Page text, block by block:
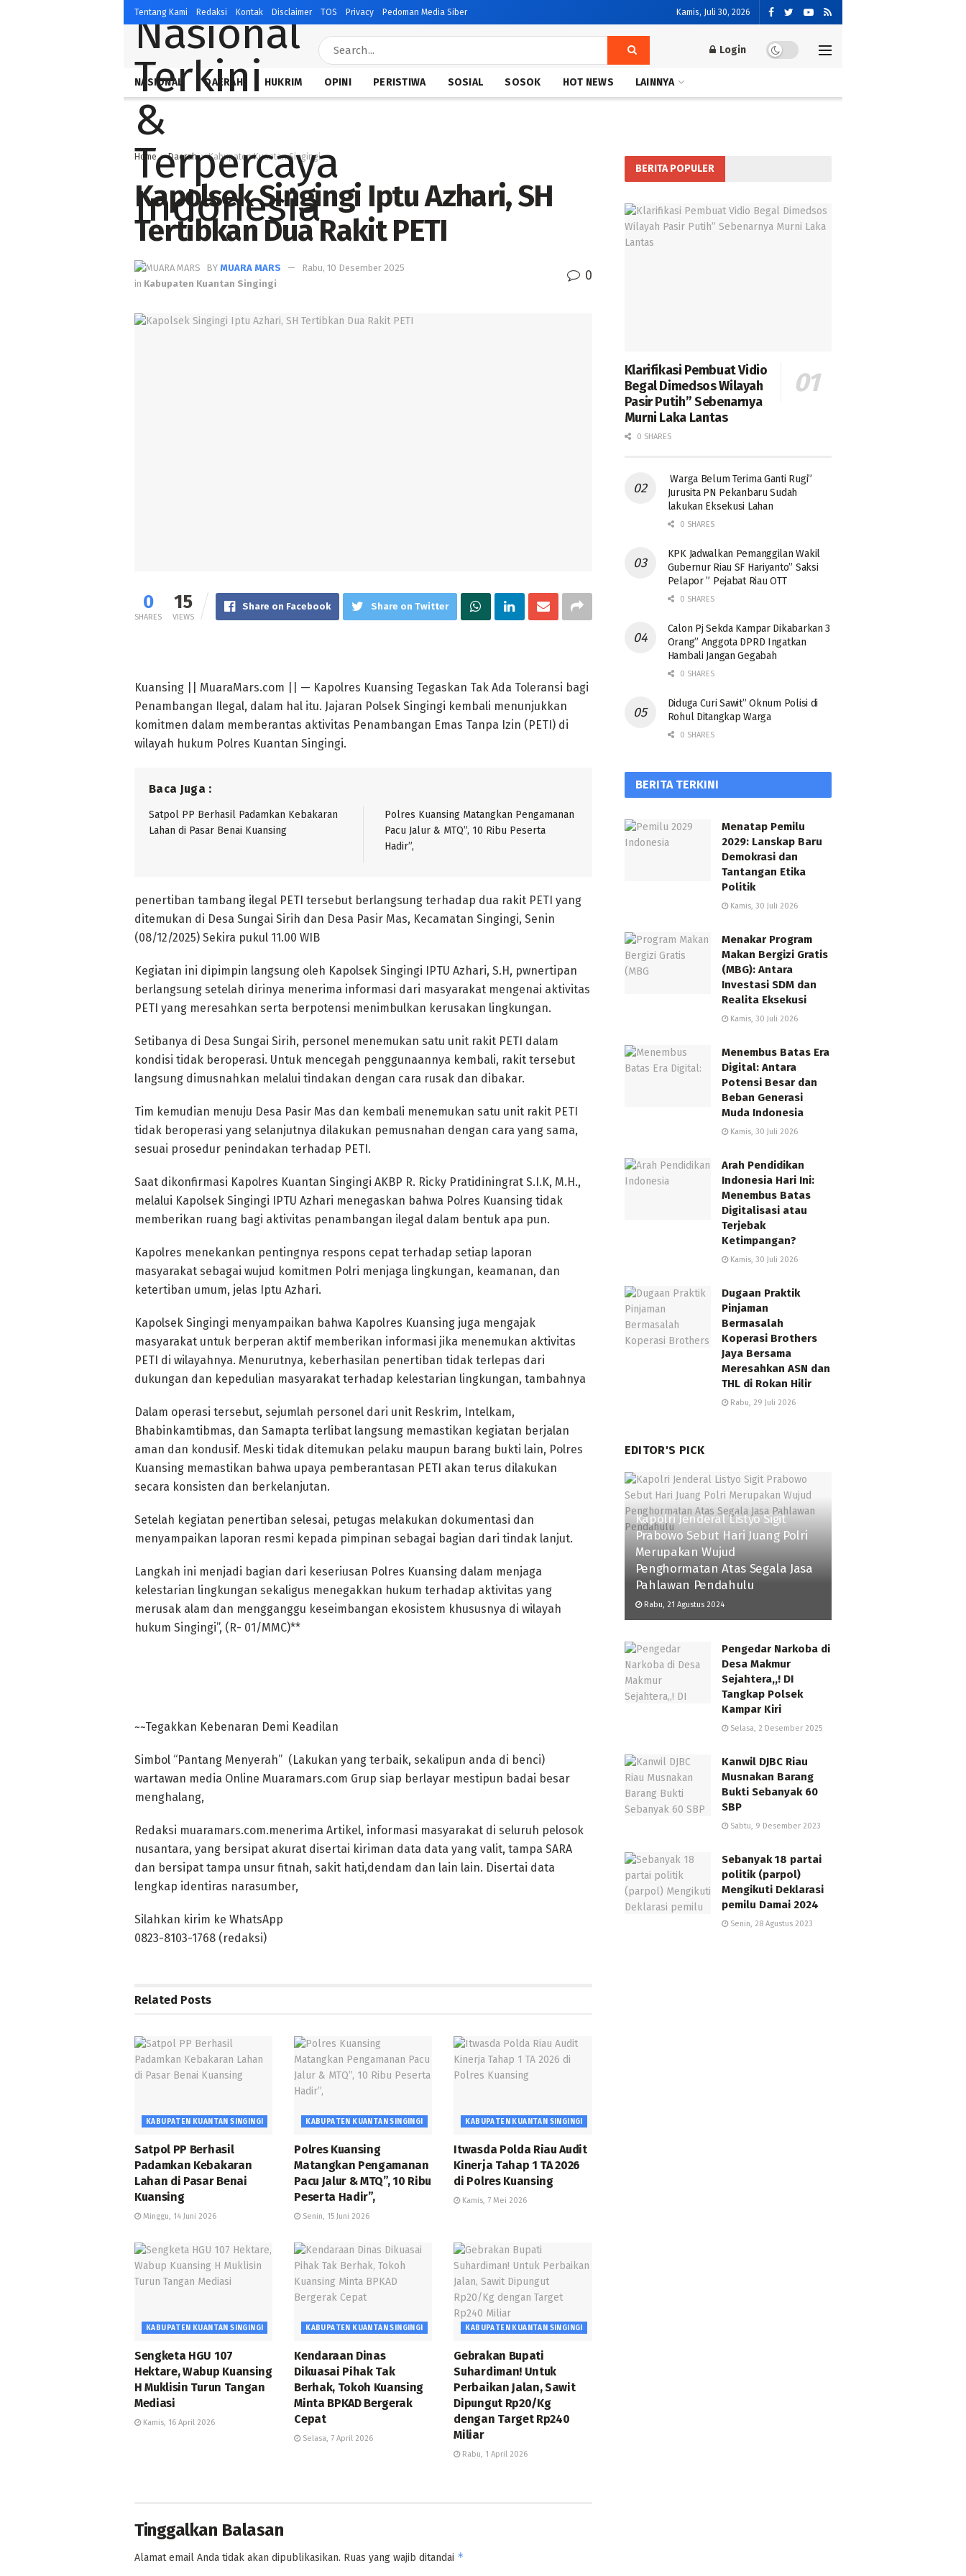
Tentang Kami Redaksi Kontak Disclaimer TOS Privacy Pedoman Media Siber Kamis, Juli 30, 2026
Login
NASIONAL DAERAH HUKRIM OPINI PERISTIWA SOSIAL SOSOK HOT NEWS LAINNYA
Home Daerah Kabupaten Kuantan Singingi
Kapolsek Singingi Iptu Azhari, SH
Tertibkan Dua Rakit PETI
BY MUARA MARS
Rabu, 10 Desember 2025
in Kabupaten Kuantan Singingi
0
0
SHARES
15
VIEWS
Share on Facebook Share on Twitter
Kuansing || MuaraMars.com || — Kapolres Kuansing Tegaskan Tak Ada Toleransi bagi
Penambangan Ilegal, dalam hal itu. Jajaran Polsek Singingi kembali menunjukkan
komitmen dalam memberantas aktivitas Penambangan Emas Tanpa Izin (PETI) di
wilayah hukum Polres Kuantan Singingi.
Baca Juga :
Satpol PP Berhasil Padamkan Kebakaran
Lahan di Pasar Benai Kuansing
Polres Kuansing Matangkan Pengamanan
Pacu Jalur & MTQ”, 10 Ribu Peserta
Hadir”,
penertiban tambang ilegal PETI tersebut berlangsung terhadap dua rakit PETI yang
ditemukan di Desa Sungai Sirih dan Desa Pasir Mas, Kecamatan Singingi, Senin
(08/12/2025) Sekira pukul 11.00 WIB
Kegiatan ini dipimpin langsung oleh Kapolsek Singingi IPTU Azhari, S.H, pwnertipan
berlangsung setelah dirinya menerima informasi dari masyarakat mengenai aktivitas
PETI yang meresahkan serta berpotensi menimbulkan kerusakan lingkungan.
Setibanya di Desa Sungai Sirih, personel menemukan satu unit rakit PETI dalam
kondisi tidak beroperasi. Untuk mencegah penggunaannya kembali, rakit tersebut
langsung dimusnahkan melalui tindakan dengan cara rusak dan dibakar.
Tim kemudian menuju Desa Pasir Mas dan kembali menemukan satu unit rakit PETI
tidak beroperasi yang selanjutnya dilakukan pemusnahan dengan cara yang sama,
sesuai prosedur penindakan terhadap PETI.
Saat dikonfirmasi Kapolres Kuantan Singingi AKBP R. Ricky Pratidiningrat S.I.K, M.H.,
melalui Kapolsek Singingi IPTU Azhari menegaskan bahwa Polres Kuansing tidak
memberikan ruang bagi aktivitas penambangan ilegal dalam bentuk apa pun.
Kapolres menekankan pentingnya respons cepat terhadap setiap laporan
masyarakat sebagai wujud komitmen Polri menjaga lingkungan, keamanan, dan
ketertiban umum, jelas Iptu Azhari.
Kapolsek Singingi menyampaikan bahwa Kapolres Kuansing juga mengajak
masyarakat untuk berperan aktif memberikan informasi jika menemukan aktivitas
PETI di wilayahnya. Menurutnya, keberhasilan penertiban tidak terlepas dari
dukungan dan kepedulian masyarakat terhadap kelestarian lingkungan, tambahnya
Dalam operasi tersebut, sejumlah personel dari unit Reskrim, Intelkam,
Bhabinkamtibmas, dan Samapta terlibat langsung memastikan kegiatan berjalan
aman dan kondusif. Meski tidak ditemukan pelaku maupun barang bukti lain, Polres
Kuansing memastikan bahwa upaya pemberantasan PETI akan terus dilakukan
secara konsisten dan berkelanjutan.
Setelah kegiatan penertiban selesai, petugas melakukan dokumentasi dan
menyampaikan laporan resmi kepada pimpinan sebagai bagian dari tindak lanjut.
Langkah ini menjadi bagian dari keseriusan Polres Kuansing dalam menjaga
kelestarian lingkungan sekaligus menegakkan hukum terhadap aktivitas yang
merusak alam dan mengganggu keseimbangan ekosistem khususnya di wilayah
hukum Singingi”, (R- 01/MMC)**
~~Tegakkan Kebenaran Demi Keadilan
Simbol “Pantang Menyerah” (Lakukan yang terbaik, sekalipun anda di benci)
wartawan media Online Muaramars.com Grup siap berlayar mestipun badai besar
menghalang,
Redaksi muaramars.com.menerima Artikel, informasi masyarakat di seluruh pelosok
nusantara, yang bersipat akurat disertai kiriman data data yang valit, tampa SARA
dan bersipat tampa unsur fitnah, sakit hati,dendam dan lain lain. Disertai data
lengkap identiras narasumber,
Silahkan kirim ke WhatsApp
0823-8103-1768 (redaksi)
Related Posts
KABUPATEN KUANTAN SINGINGI
Satpol PP Berhasil
Padamkan Kebakaran
Lahan di Pasar Benai
Kuansing
Minggu, 14 Juni 2026
KABUPATEN KUANTAN SINGINGI
Polres Kuansing
Matangkan Pengamanan
Pacu Jalur & MTQ”, 10 Ribu
Peserta Hadir”,
Senin, 15 Juni 2026
KABUPATEN KUANTAN SINGINGI
Itwasda Polda Riau Audit
Kinerja Tahap 1 TA 2026
di Polres Kuansing
Kamis, 7 Mei 2026
KABUPATEN KUANTAN SINGINGI
Sengketa HGU 107
Hektare, Wabup Kuansing
H Muklisin Turun Tangan
Mediasi
Kamis, 16 April 2026
KABUPATEN KUANTAN SINGINGI
Kendaraan Dinas
Dikuasai Pihak Tak
Berhak, Tokoh Kuansing
Minta BPKAD Bergerak
Cepat
Selasa, 7 April 2026
KABUPATEN KUANTAN SINGINGI
Gebrakan Bupati
Suhardiman! Untuk
Perbaikan Jalan, Sawit
Dipungut Rp20/Kg
dengan Target Rp240
Miliar
Rabu, 1 April 2026
Tinggalkan Balasan
Alamat email Anda tidak akan dipublikasikan. Ruas yang wajib ditandai *
BERITA POPULER
Klarifikasi Pembuat Vidio
Begal Dimedsos Wilayah
Pasir Putih” Sebenarnya
Murni Laka Lantas
0 SHARES
Warga Belum Terima Ganti Rugi”
Jurusita PN Pekanbaru Sudah
lakukan Eksekusi Lahan
0 SHARES
KPK Jadwalkan Pemanggilan Wakil
Gubernur Riau SF Hariyanto” Saksi
Pelapor ” Pejabat Riau OTT
0 SHARES
Calon Pj Sekda Kampar Dikabarkan 3
Orang” Anggota DPRD Ingatkan
Hambali Jangan Gegabah
0 SHARES
Diduga Curi Sawit” Oknum Polisi di
Rohul Ditangkap Warga
0 SHARES
BERITA TERKINI
Menatap Pemilu
2029: Lanskap Baru
Demokrasi dan
Tantangan Etika
Politik
Kamis, 30 Juli 2026
Menakar Program
Makan Bergizi Gratis
(MBG): Antara
Investasi SDM dan
Realita Eksekusi
Kamis, 30 Juli 2026
Menembus Batas Era
Digital: Antara
Potensi Besar dan
Beban Generasi
Muda Indonesia
Kamis, 30 Juli 2026
Arah Pendidikan
Indonesia Hari Ini:
Menembus Batas
Digitalisasi atau
Terjebak
Ketimpangan?
Kamis, 30 Juli 2026
Dugaan Praktik
Pinjaman
Bermasalah
Koperasi Brothers
Jaya Bersama
Meresahkan ASN dan
THL di Rokan Hilir
Rabu, 29 Juli 2026
EDITOR'S PICK
Kapolri Jenderal Listyo Sigit
Prabowo Sebut Hari Juang Polri
Merupakan Wujud
Penghormatan Atas Segala Jasa
Pahlawan Pendahulu
Rabu, 21 Agustus 2024
Pengedar Narkoba di
Desa Makmur
Sejahtera,,! DI
Tangkap Polsek
Kampar Kiri
Selasa, 2 Desember 2025
Kanwil DJBC Riau
Musnakan Barang
Bukti Sebanyak 60
SBP
Sabtu, 9 Desember 2023
Sebanyak 18 partai
politik (parpol)
Mengikuti Deklarasi
pemilu Damai 2024
Senin, 28 Agustus 2023